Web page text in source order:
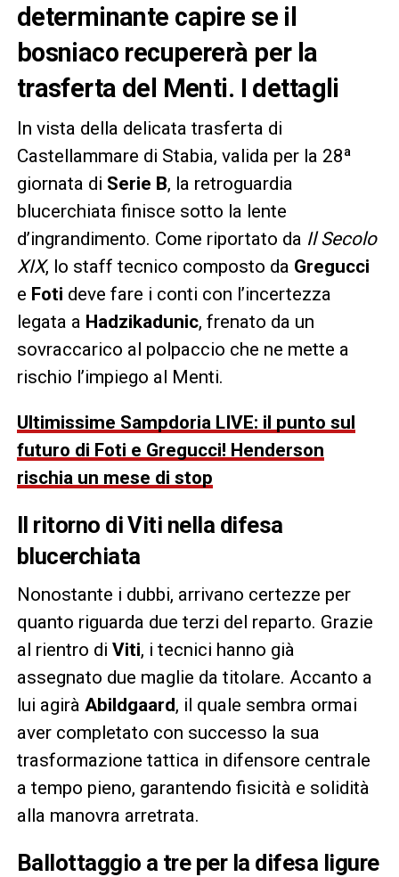
determinante capire se il
bosniaco recupererà per la
trasferta del Menti. I dettagli
In vista della delicata trasferta di
Castellammare di Stabia, valida per la 28ª
giornata di Serie B, la retroguardia
blucerchiata finisce sotto la lente
d’ingrandimento. Come riportato da Il Secolo
XIX, lo staff tecnico composto da Gregucci
e Foti deve fare i conti con l’incertezza
legata a Hadzikadunic, frenato da un
sovraccarico al polpaccio che ne mette a
rischio l’impiego al Menti.
Ultimissime Sampdoria LIVE: il punto sul
futuro di Foti e Gregucci! Henderson
rischia un mese di stop
Il ritorno di Viti nella difesa
blucerchiata
Nonostante i dubbi, arrivano certezze per
quanto riguarda due terzi del reparto. Grazie
al rientro di Viti, i tecnici hanno già
assegnato due maglie da titolare. Accanto a
lui agirà Abildgaard, il quale sembra ormai
aver completato con successo la sua
trasformazione tattica in difensore centrale
a tempo pieno, garantendo fisicità e solidità
alla manovra arretrata.
Ballottaggio a tre per la difesa ligure